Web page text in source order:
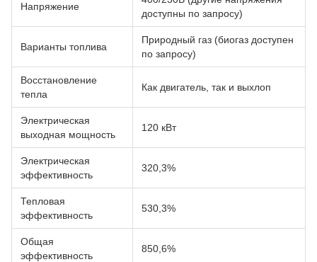
Напряжение
доступны по запросу)
Варианты топлива
Природный газ (биогаз доступен
по запросу)
Восстановление
тепла
Как двигатель, так и выхлоп
Электрическая
выходная мощность
120 кВт
Электрическая
эффективность
320,3%
Тепловая
эффективность
530,3%
Общая
эффективность
850,6%